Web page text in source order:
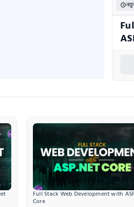
Full Stack Web Development with
Core